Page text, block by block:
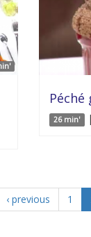
26 min' |
‹ previous 1